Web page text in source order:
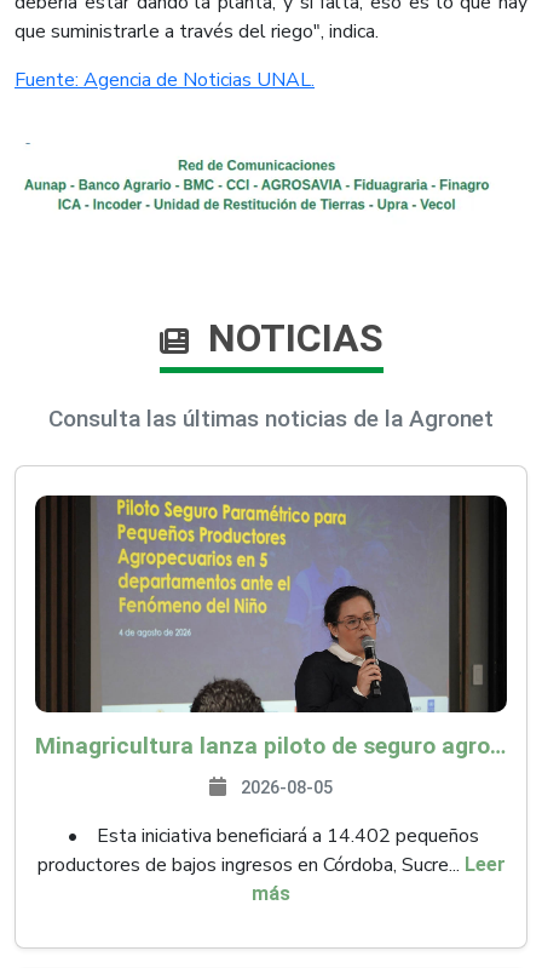
que suministrarle a través del riego", indica.​
Fuente: Agencia de Noticias UNAL.​
NOTICIAS
Consulta las últimas noticias de la Agronet
Minagricultura lanza piloto de seguro agropecuario por $9.625 millones para proteger a más de 14.000 pequeños productores contra riesgos del Fenómeno de El Niño
2026-08-05
• Esta iniciativa beneficiará a 14.402 pequeños
productores de bajos ingresos en Córdoba, Sucre... Leer
más